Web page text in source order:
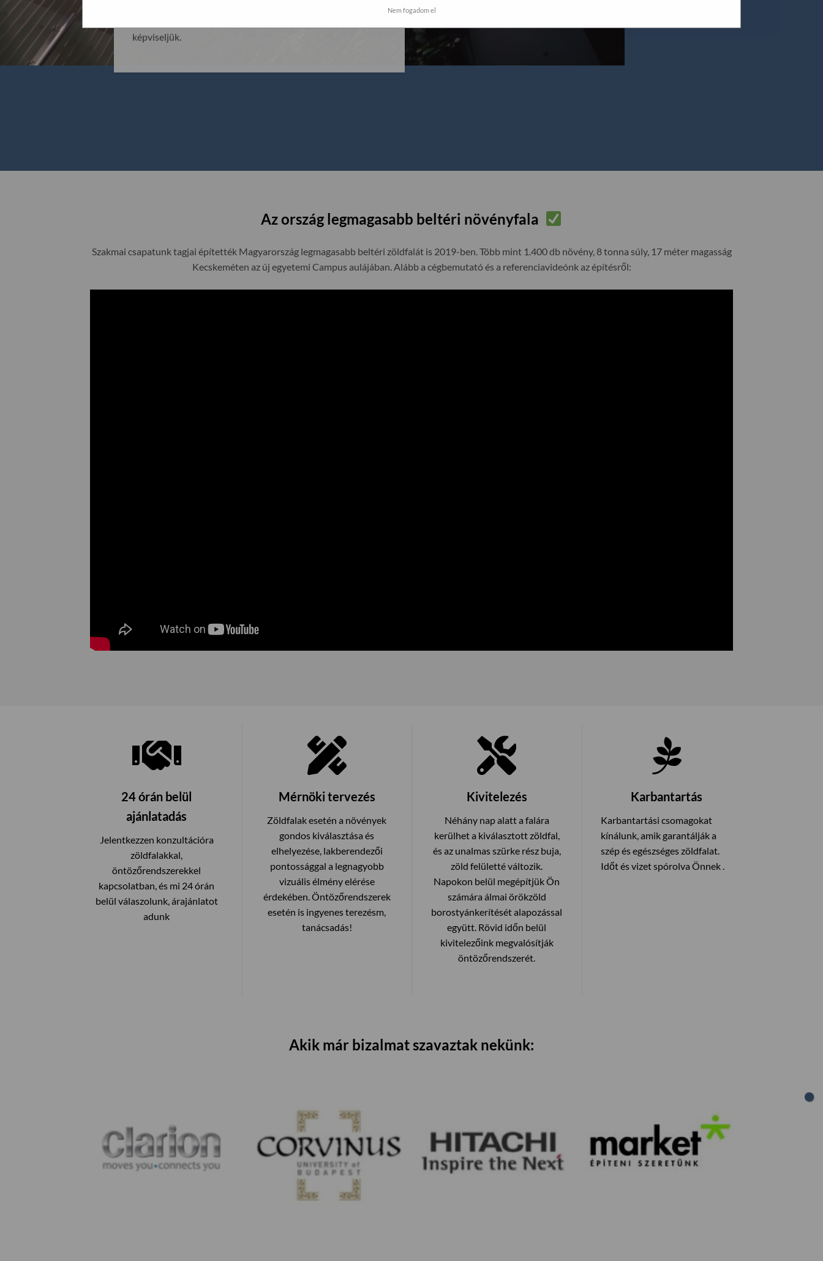
képviseljük.
Az ország legmagasabb beltéri növényfala
Szakmai csapatunk tagjai építették Magyarország legmagasabb beltéri zöldfalát is 2019-ben. Több mint 1.400 db növény, 8 tonna súly, 17 méter magasság
Kecskeméten az új egyetemi Campus aulájában. Alább a cégbemutató és a referenciavideónk az építésről:
24 órán belül
ajánlatadás
Jelentkezzen konzultációra
zöldfalakkal,
öntözőrendszerekkel
kapcsolatban, és mi 24 órán
belül válaszolunk, árajánlatot
adunk
Mérnöki tervezés
Zöldfalak esetén a növények
gondos kiválasztása és
elhelyezése, lakberendezői
pontossággal a legnagyobb
vizuális élmény elérése
érdekében. Öntözőrendszerek
esetén is ingyenes terezésm,
tanácsadás!
Kivitelezés
Néhány nap alatt a falára
kerülhet a kiválasztott zöldfal,
és az unalmas szürke rész buja,
zöld felületté változik.
Napokon belül megépítjük Ön
számára álmai örökzöld
borostyánkerítését alapozással
együtt. Rövid időn belül
kivitelezőink megvalósítják
öntözőrendszerét.
Karbantartás
Karbantartási csomagokat
kínálunk, amik garantálják a
szép és egészséges zöldfalat.
Időt és vizet spórolva Önnek .
Akik már bizalmat szavaztak nekünk:
Nem fogadom el